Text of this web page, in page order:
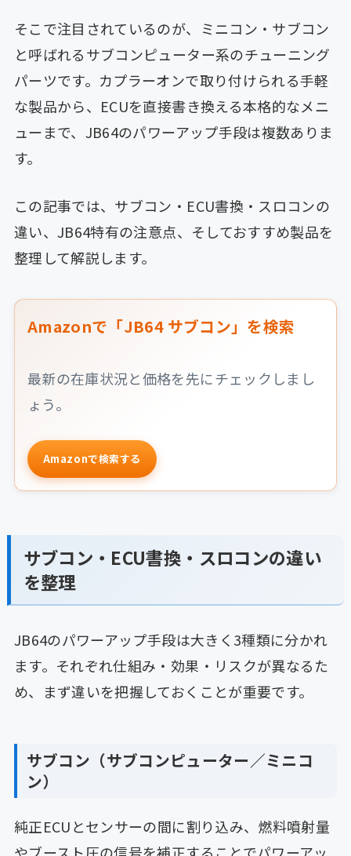
そこで注目されているのが、ミニコン・サブコン
と呼ばれるサブコンピューター系のチューニング
パーツです。カプラーオンで取り付けられる手軽
な製品から、ECUを直接書き換える本格的なメニ
ューまで、JB64のパワーアップ手段は複数ありま
す。
この記事では、サブコン・ECU書換・スロコンの
違い、JB64特有の注意点、そしておすすめ製品を
整理して解説します。
Amazonで「JB64 サブコン」を検索
最新の在庫状況と価格を先にチェックしまし
ょう。
Amazonで検索する
サブコン・ECU書換・スロコンの違い
を整理
JB64のパワーアップ手段は大きく3種類に分かれ
ます。それぞれ仕組み・効果・リスクが異なるた
め、まず違いを把握しておくことが重要です。
サブコン（サブコンピューター／ミニコ
ン）
純正ECUとセンサーの間に割り込み、燃料噴射量